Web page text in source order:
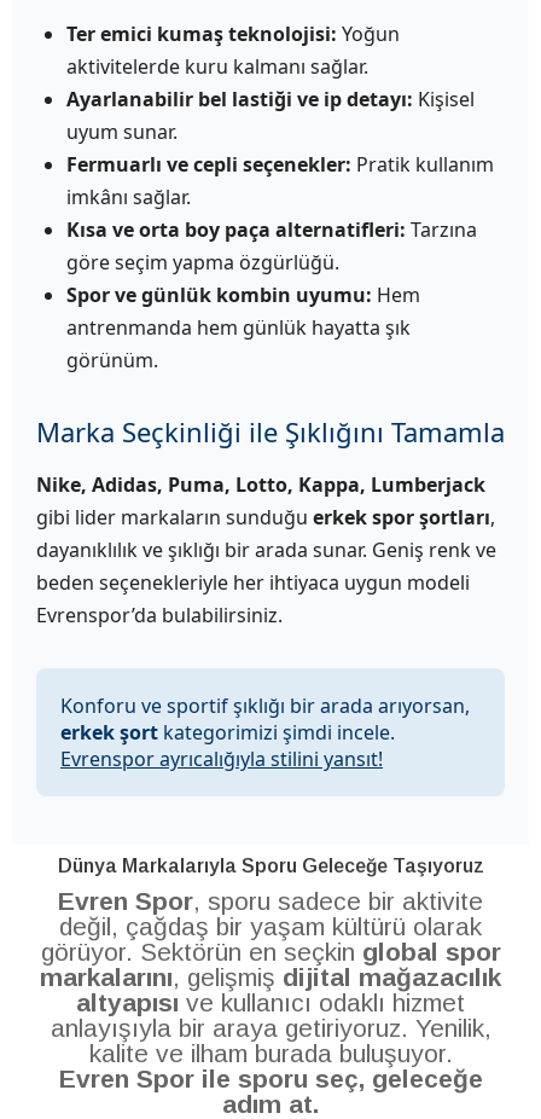
Ter emici kumaş teknolojisi: Yoğun
aktivitelerde kuru kalmanı sağlar.
Ayarlanabilir bel lastiği ve ip detayı: Kişisel
uyum sunar.
Fermuarlı ve cepli seçenekler: Pratik kullanım
imkânı sağlar.
Kısa ve orta boy paça alternatifleri: Tarzına
göre seçim yapma özgürlüğü.
Spor ve günlük kombin uyumu: Hem
antrenmanda hem günlük hayatta şık
görünüm.
Marka Seçkinliği ile Şıklığını Tamamla
Nike, Adidas, Puma, Lotto, Kappa, Lumberjack
gibi lider markaların sunduğu erkek spor şortları,
dayanıklılık ve şıklığı bir arada sunar. Geniş renk ve
beden seçenekleriyle her ihtiyaca uygun modeli
Evrenspor’da bulabilirsiniz.
Konforu ve sportif şıklığı bir arada arıyorsan,
erkek şort kategorimizi şimdi incele.
Evrenspor ayrıcalığıyla stilini yansıt!
Dünya Markalarıyla Sporu Geleceğe Taşıyoruz
Evren Spor, sporu sadece bir aktivite
değil, çağdaş bir yaşam kültürü olarak
görüyor. Sektörün en seçkin global spor
markalarını, gelişmiş dijital mağazacılık
altyapısı ve kullanıcı odaklı hizmet
anlayışıyla bir araya getiriyoruz. Yenilik,
kalite ve ilham burada buluşuyor.
Evren Spor ile sporu seç, geleceğe
adım at.